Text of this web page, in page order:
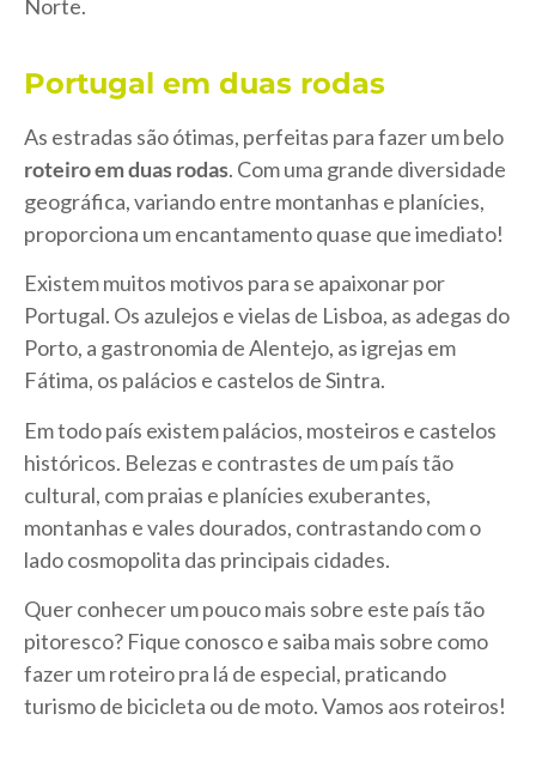
Norte.
Portugal em duas rodas
As estradas são ótimas, perfeitas para fazer um belo
roteiro em duas rodas. Com uma grande diversidade
geográfica, variando entre montanhas e planícies,
proporciona um encantamento quase que imediato!
Existem muitos motivos para se apaixonar por
Portugal. Os azulejos e vielas de Lisboa, as adegas do
Porto, a gastronomia de Alentejo, as igrejas em
Fátima, os palácios e castelos de Sintra.
Em todo país existem palácios, mosteiros e castelos
históricos. Belezas e contrastes de um país tão
cultural, com praias e planícies exuberantes,
montanhas e vales dourados, contrastando com o
lado cosmopolita das principais cidades.
Quer conhecer um pouco mais sobre este país tão
pitoresco? Fique conosco e saiba mais sobre como
fazer um roteiro pra lá de especial, praticando
turismo de bicicleta ou de moto. Vamos aos roteiros!